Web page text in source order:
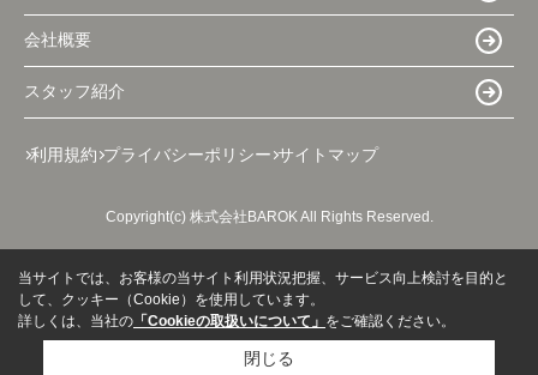
会社概要
スタッフ紹介
利用規約 プライバシーポリシー サイトマップ
Copyright(c) 株式会社BAROK All Rights Reserved.
当サイトでは、お客様の当サイト利用状況把握、サービス向上検討を目的と
して、クッキー（Cookie）を使用しています。
詳しくは、当社の 「Cookieの取扱いについて」 をご確認ください。
閉じる